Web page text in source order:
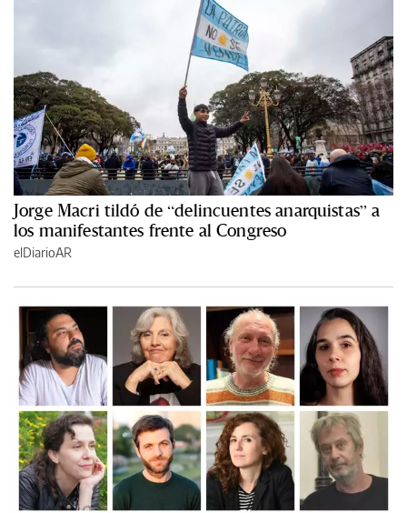
Jorge Macri tildó de “delincuentes anarquistas” a
los manifestantes frente al Congreso
elDiarioAR